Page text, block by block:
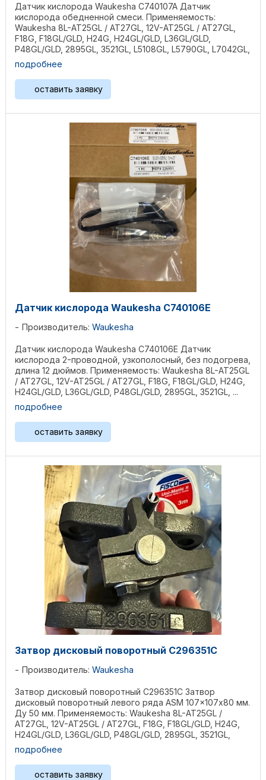
Датчик кислорода Waukesha C740107A Датчик
кислорода обедненной смеси. Применяемость:
Waukesha 8L-AT25GL / AT27GL, 12V-AT25GL / AT27GL,
F18G, F18GL/GLD, H24G, H24GL/GLD, L36GL/GLD,
P48GL/GLD, 2895GL, 3521GL, L5108GL, L5790GL, L7042GL,
P5115GL, ...
подробнее
оставить заявку
Датчик кислорода Waukesha C740106E
Производитель: Waukesha
Датчик кислорода Waukesha C740106E Датчик
кислорода 2-проводной, узкополосный, без подогрева,
длина 12 дюймов. Применяемость: Waukesha 8L-AT25GL
/ AT27GL, 12V-AT25GL / AT27GL, F18G, F18GL/GLD, H24G,
H24GL/GLD, L36GL/GLD, P48GL/GLD, 2895GL, 3521GL, ...
подробнее
оставить заявку
Затвор дисковый поворотный C296351C
Производитель: Waukesha
Затвор дисковый поворотный C296351C Затвор
дисковый поворотный левого ряда ASM 107x107х80 мм.
Ду 50 мм. Применяемость: Waukesha 8L-AT25GL /
AT27GL, 12V-AT25GL / AT27GL, F18G, F18GL/GLD, H24G,
H24GL/GLD, L36GL/GLD, P48GL/GLD, 2895GL, 3521GL,
L5108GL, ...
подробнее
оставить заявку